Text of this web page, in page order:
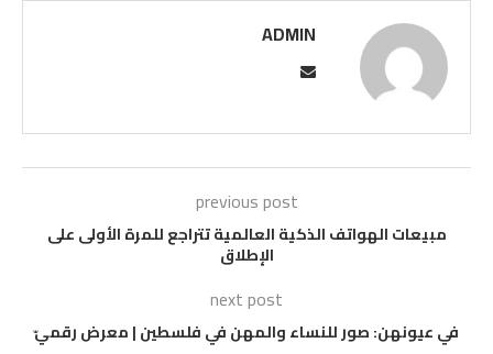
ADMIN
previous post
مبيعات الهواتف الذكية العالمية تتراجع للمرة الأولى على
الإطلاق
next post
في عيونهن: صور للنساء والمهن في فلسطين | معرض رقميّ